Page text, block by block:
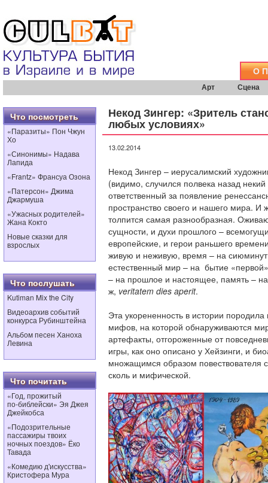
О
Арт Сцена
Что посмотреть
«Паразиты» Пон Чжун
Хо
«Синонимы» Надава
Лапида
«Frantz» Франсуа Озона
«Патерсон» Джима
Джармуша
«Ужасных родителей»
Жана Кокто
Новые сказки для
взрослых
Что послушать
Kutiman Mix the City
Видеоархив событий
конкурса Рубинштейна
Альбом песен Ханоха
Левина
Что почитать
«Год, прожитый
по‑библейски» Эя Джея
Джейкобса
«Подозрительные
пассажиры твоих
ночных поездов» Ёко
Тавада
«Комедию д'искусства»
Кристофера Мура
Некод Зингер: «Зритель
любых условиях»
13.02.2014
Некод Зингер – иерусалимский
(видимо, случился полвека назад некий
ответственный за появление
пространство своего и нашего мира. И
толпится самая разнообразная.
сущности, и духи прошлого –
европейские, и герои раньшего
живую и неживую, время – на
естественный мир – на бытие
– на прошлое и настоящее, память –
ж, veritatem dies aperit.
Эта укорененность в истории
мифов, на которой обнаруживаются
артефакты, отгороженные от
игры, как оно описано у Хейзинги, и
множащимся образом повествователя
сколь и мифической.